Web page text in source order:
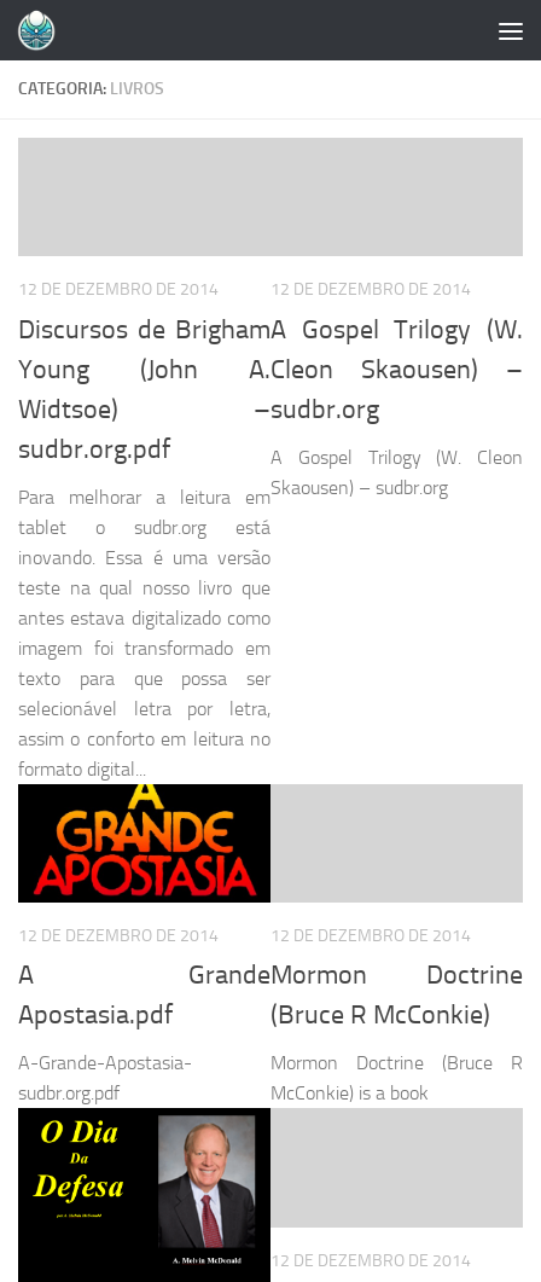
Skip to content
CATEGORIA: LIVROS
12 DE DEZEMBRO DE 2014
Discursos de Brigham
Young (John A.
Widtsoe) –
sudbr.org.pdf
Para melhorar a leitura em
tablet o sudbr.org está
inovando. Essa é uma versão
teste na qual nosso livro que
antes estava digitalizado como
imagem foi transformado em
texto para que possa ser
selecionável letra por letra,
assim o conforto em leitura no
formato digital...
12 DE DEZEMBRO DE 2014
A Gospel Trilogy (W.
Cleon Skaousen) –
sudbr.org
A Gospel Trilogy (W. Cleon
Skaousen) – sudbr.org
12 DE DEZEMBRO DE 2014
A Grande
Apostasia.pdf
A-Grande-Apostasia-
sudbr.org.pdf
12 DE DEZEMBRO DE 2014
Mormon Doctrine
(Bruce R McConkie)
Mormon Doctrine (Bruce R
McConkie) is a book
12 DE DEZEMBRO DE 2014